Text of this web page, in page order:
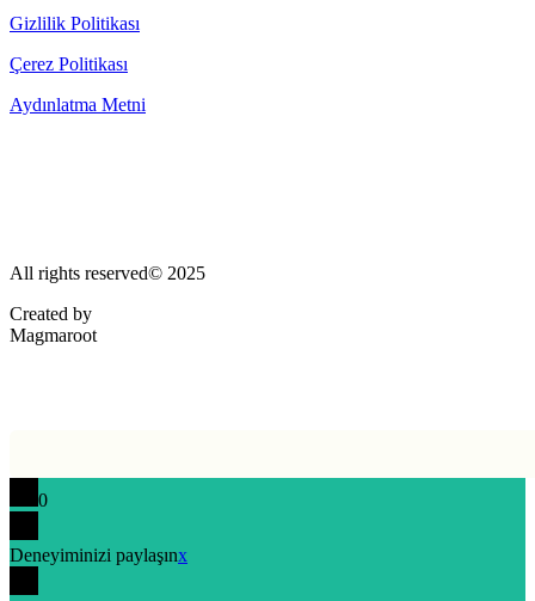
Gizlilik Politikası
Çerez Politikası
Aydınlatma Metni
All rights reserved© 2025
Created by
Magmaroot
0
Deneyiminizi paylaşınx